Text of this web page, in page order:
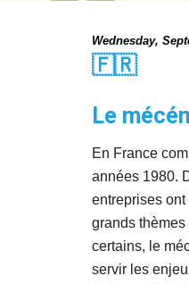
Wednesday,
🇫🇷
Le
En France
années 1980.
entreprises
grands
certains, le
servir les